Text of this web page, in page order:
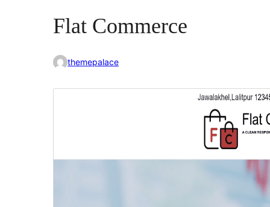
Flat Commerce
themepalace